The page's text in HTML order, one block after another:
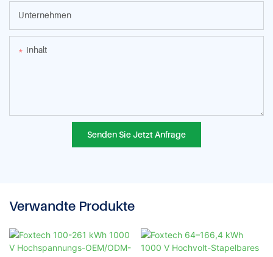
Unternehmen
Inhalt
Senden Sie Jetzt Anfrage
Verwandte Produkte